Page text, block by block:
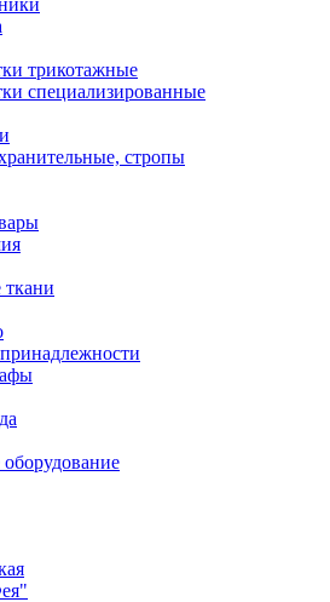
трикотажные
специализированные
стропы
ткани